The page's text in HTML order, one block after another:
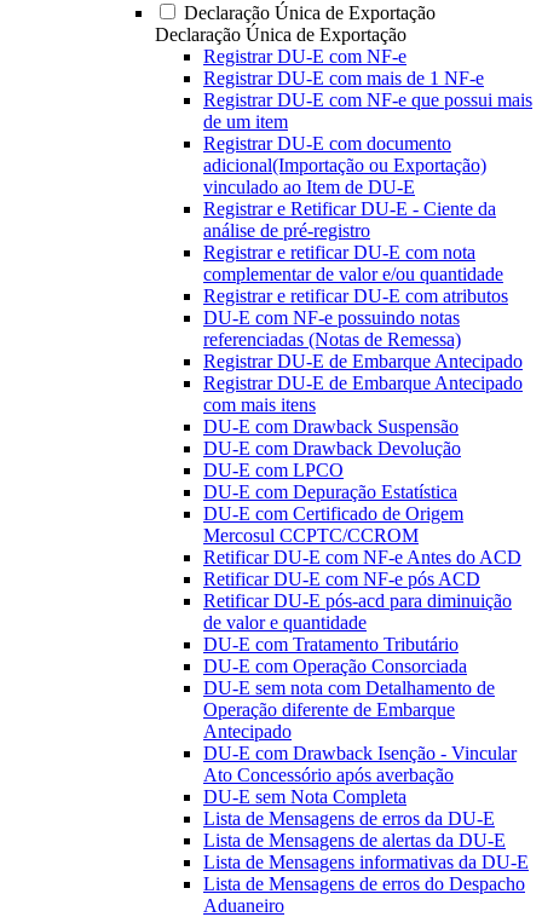
Declaração Única de Exportação
Declaração Única de Exportação
Registrar DU-E com NF-e
Registrar DU-E com mais de 1 NF-e
Registrar DU-E com NF-e que possui mais
de um item
Registrar DU-E com documento
adicional(Importação ou Exportação)
vinculado ao Item de DU-E
Registrar e Retificar DU-E - Ciente da
análise de pré-registro
Registrar e retificar DU-E com nota
complementar de valor e/ou quantidade
Registrar e retificar DU-E com atributos
DU-E com NF-e possuindo notas
referenciadas (Notas de Remessa)
Registrar DU-E de Embarque Antecipado
Registrar DU-E de Embarque Antecipado
com mais itens
DU-E com Drawback Suspensão
DU-E com Drawback Devolução
DU-E com LPCO
DU-E com Depuração Estatística
DU-E com Certificado de Origem
Mercosul CCPTC/CCROM
Retificar DU-E com NF-e Antes do ACD
Retificar DU-E com NF-e pós ACD
Retificar DU-E pós-acd para diminuição
de valor e quantidade
DU-E com Tratamento Tributário
DU-E com Operação Consorciada
DU-E sem nota com Detalhamento de
Operação diferente de Embarque
Antecipado
DU-E com Drawback Isenção - Vincular
Ato Concessório após averbação
DU-E sem Nota Completa
Lista de Mensagens de erros da DU-E
Lista de Mensagens de alertas da DU-E
Lista de Mensagens informativas da DU-E
Lista de Mensagens de erros do Despacho
Aduaneiro